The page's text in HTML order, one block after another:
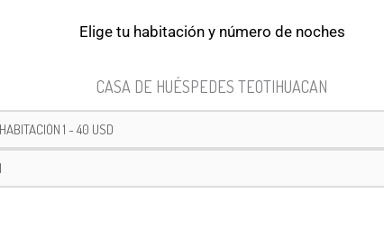
Elige tu habitación y número de noches
CASA DE HUÉSPEDES TEOTIHUACAN